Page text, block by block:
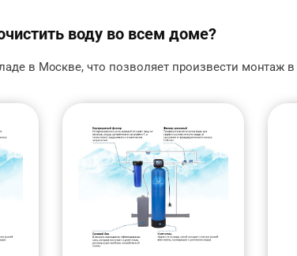
воду во всем доме?
в Москве, что позволяет произвести монтаж в